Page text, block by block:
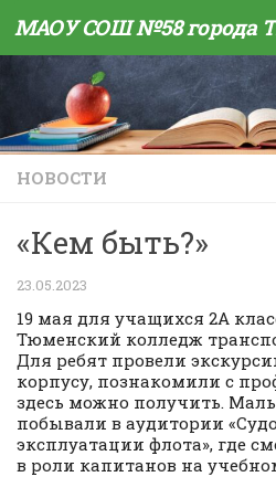
Skip to content
МАОУ СОШ №58 города
НОВОСТИ
«Кем быть?»
23.05.2023
19 мая для учащихся 2А
Тюменский колледж
Для ребят провели
корпусу, познакомили с
здесь можно получить.
побывали в аудитории
эксплуатации флота», где
в роли капитанов на